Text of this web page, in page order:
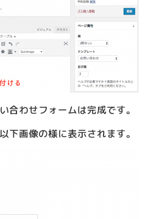
合わせフォームは完成です。
下画像の様に表示されます。